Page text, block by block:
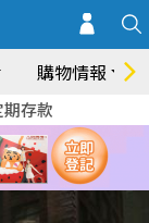
購物情報
期存款